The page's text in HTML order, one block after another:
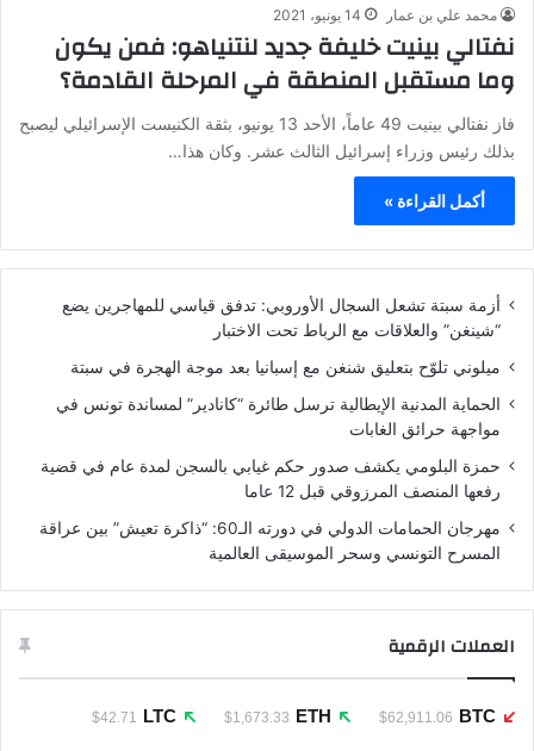
محمد علي بن عمار 14 يونيو، 2021
نفتالي بينيت خليفة جديد لنتنياهو: فمن يكون
وما مستقبل المنطقة في المرحلة القادمة؟
فاز نفتالي بينيت 49 عاماً، الأحد 13 يونيو، بثقة الكنيست الإسرائيلي ليصبح
بذلك رئيس وزراء إسرائيل الثالث عشر. وكان هذا…
أكمل القراءة »
أزمة سبتة تشعل السجال الأوروبي: تدفق قياسي للمهاجرين يضع
“شينغن” والعلاقات مع الرباط تحت الاختبار
ميلوني تلوّح بتعليق شنغن مع إسبانيا بعد موجة الهجرة في سبتة
الحماية المدنية الإيطالية ترسل طائرة “كانادير” لمساندة تونس في
مواجهة حرائق الغابات
حمزة البلومي يكشف صدور حكم غيابي بالسجن لمدة عام في قضية
رفعها المنصف المرزوقي قبل 12 عاما
مهرجان الحمامات الدولي في دورته الـ60: “ذاكرة تعيش” بين عراقة
المسرح التونسي وسحر الموسيقى العالمية
العملات الرقمية
BTC
$62,911.06
ETH
$1,673.33
LTC
$42.71